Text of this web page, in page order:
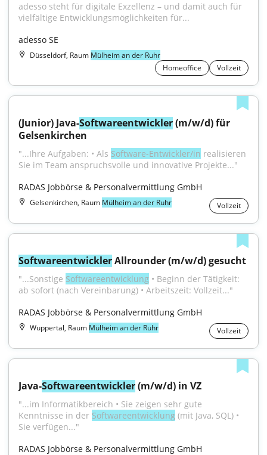
adesso steht für digitale Exzellenz – und damit auch für
vielfältige Entwicklungsmöglichkeiten für...
adesso SE
Düsseldorf, Raum Mülheim an der Ruhr
Homeoffice
Vollzeit
(Junior) Java-Softwareentwickler (m/w/d) für
Gelsenkirchen
"...Ihre Aufgaben: • Als Software-Entwickler/in realisieren
Sie im Team anspruchsvolle und innovative Projekte..."
RADAS Jobbörse & Personalvermittlung GmbH
Gelsenkirchen, Raum Mülheim an der Ruhr Vollzeit
Softwareentwickler Allrounder (m/w/d) gesucht
"...Sonstige Softwareentwicklung • Beginn der Tätigkeit:
ab sofort (nach Vereinbarung) • Arbeitszeit: Vollzeit..."
RADAS Jobbörse & Personalvermittlung GmbH
Wuppertal, Raum Mülheim an der Ruhr Vollzeit
Java-Softwareentwickler (m/w/d) in VZ
"...im Informatikbereich • Sie zeigen sehr gute
Kenntnisse in der Softwareentwicklung (mit Java, SQL) •
Sie verfügen..."
RADAS Jobbörse & Personalvermittlung GmbH